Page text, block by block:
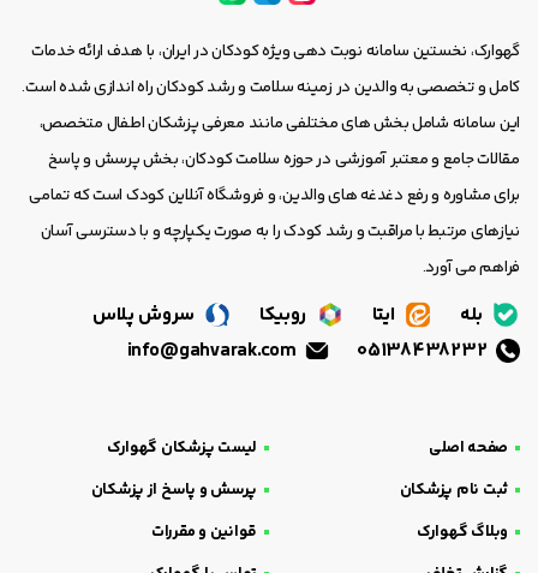
گهوارک، نخستین سامانه نوبت دهی ویژه کودکان در ایران، با هدف ارائه خدمات
کامل و تخصصی به والدین در زمینه سلامت و رشد کودکان راه اندازی شده است.
این سامانه شامل بخش های مختلفی مانند معرفی پزشکان اطفال متخصص،
مقالات جامع و معتبر آموزشی در حوزه سلامت کودکان، بخش پرسش و پاسخ
برای مشاوره و رفع دغدغه های والدین، و فروشگاه آنلاین کودک است که تمامی
نیازهای مرتبط با مراقبت و رشد کودک را به صورت یکپارچه و با دسترسی آسان
فراهم می آورد.
بله ایتا روبیکا
سروش پلاس
صفحه اصلی
لیست پزشکان گهوارک
ثبت نام پزشکان
پرسش و پاسخ از پزشکان
وبلاگ گهوارک
قوانین و مقررات